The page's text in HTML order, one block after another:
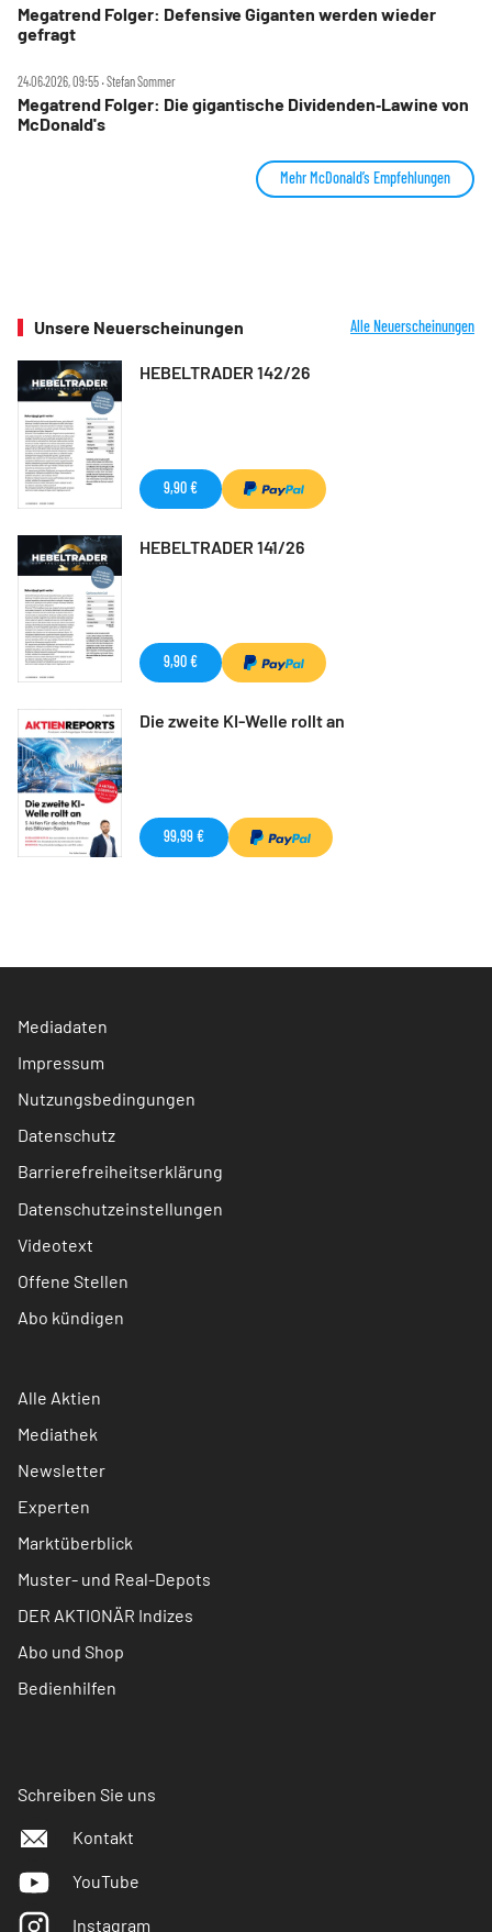
Megatrend Folger: Defensive Giganten werden wieder
gefragt
24.06.2026, 09:55 ‧ Stefan Sommer
Megatrend Folger: Die gigantische Dividenden‑Lawine von
McDonald's
Mehr McDonald’s Empfehlungen
Unsere Neuerscheinungen Alle Neuerscheinungen
HEBELTRADER 142/26
9,90 €
HEBELTRADER 141/26
9,90 €
Die zweite KI-Welle rollt an
99,99 €
Mediadaten
Impressum
Nutzungsbedingungen
Datenschutz
Barrierefreiheitserklärung
Datenschutzeinstellungen
Videotext
Offene Stellen
Abo kündigen
Alle Aktien
Mediathek
Newsletter
Experten
Marktüberblick
Muster- und Real-Depots
DER AKTIONÄR Indizes
Abo und Shop
Bedienhilfen
Schreiben Sie uns
Kontakt
YouTube
Instagram